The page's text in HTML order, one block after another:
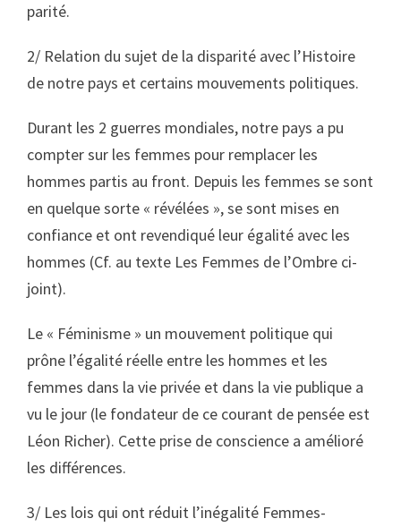
parité.
2/ Relation du sujet de la disparité avec l’Histoire
de notre pays et certains mouvements politiques.
Durant les 2 guerres mondiales, notre pays a pu
compter sur les femmes pour remplacer les
hommes partis au front. Depuis les femmes se sont
en quelque sorte « révélées », se sont mises en
confiance et ont revendiqué leur égalité avec les
hommes (Cf. au texte Les Femmes de l’Ombre ci-
joint).
Le « Féminisme » un mouvement politique qui
prône l’égalité réelle entre les hommes et les
femmes dans la vie privée et dans la vie publique a
vu le jour (le fondateur de ce courant de pensée est
Léon Richer). Cette prise de conscience a amélioré
les différences.
3/ Les lois qui ont réduit l’inégalité Femmes-